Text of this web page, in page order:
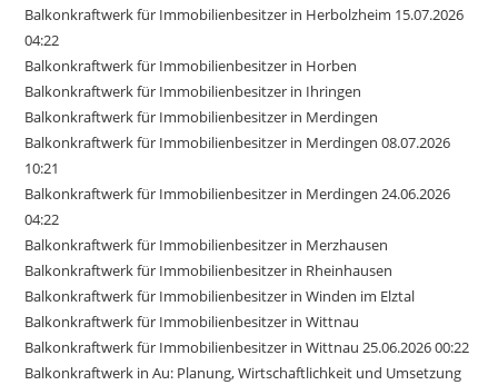
Balkonkraftwerk für Immobilienbesitzer in Herbolzheim 15.07.2026
04:22
Balkonkraftwerk für Immobilienbesitzer in Horben
Balkonkraftwerk für Immobilienbesitzer in Ihringen
Balkonkraftwerk für Immobilienbesitzer in Merdingen
Balkonkraftwerk für Immobilienbesitzer in Merdingen 08.07.2026
10:21
Balkonkraftwerk für Immobilienbesitzer in Merdingen 24.06.2026
04:22
Balkonkraftwerk für Immobilienbesitzer in Merzhausen
Balkonkraftwerk für Immobilienbesitzer in Rheinhausen
Balkonkraftwerk für Immobilienbesitzer in Winden im Elztal
Balkonkraftwerk für Immobilienbesitzer in Wittnau
Balkonkraftwerk für Immobilienbesitzer in Wittnau 25.06.2026 00:22
Balkonkraftwerk in Au: Planung, Wirtschaftlichkeit und Umsetzung